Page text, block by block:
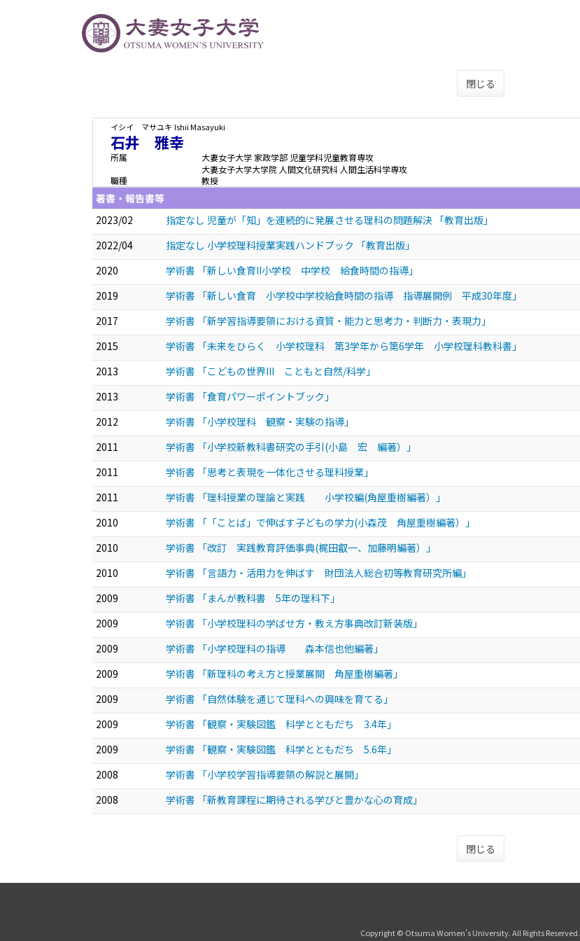
閉じる
イシイ マサユキ Ishii Masayuki
石井 雅幸
所属
大妻女子大学 家政学部 児童学科児童教育専攻
大妻女子大学大学院 人間文化研究科 人間生活科学専攻
職種
教授
著書・報告書等
2023/02
指定なし 児童が「知」を連続的に発展させる理科の問題解決 「教育出版」
2022/04
指定なし 小学校理科授業実践ハンドブック 「教育出版」
2020
学術書 「新しい食育II小学校 中学校 給食時間の指導」
2019
学術書 「新しい食育 小学校中学校給食時間の指導 指導展開例 平成30年度」
2017
学術書 「新学習指導要領における資質・能力と思考力・判断力・表現力」
2015
学術書 「未来をひらく 小学校理科 第3学年から第6学年 小学校理科教科書」
2013
学術書 「こどもの世界III こともと自然/科学」
2013
学術書 「食育パワーポイントブック」
2012
学術書 「小学校理科 観察・実験の指導」
2011
学術書 「小学校新教科書研究の手引(小島 宏 編著）」
2011
学術書 「思考と表現を一体化させる理科授業」
2011
学術書 「理科授業の理論と実践 小学校編(角屋重樹編著）」
2010
学術書 「「ことば」で伸ばす子どもの学力(小森茂 角屋重樹編著）」
2010
学術書 「改訂 実践教育評価事典(梶田叡一、加藤明編著）」
2010
学術書 「言語力・活用力を伸ばす 財団法人総合初等教育研究所編」
2009
学術書 「まんが教科書 5年の理科下」
2009
学術書 「小学校理科の学ばせ方・教え方事典改訂新装版」
2009
学術書 「小学校理科の指導 森本信也他編著」
2009
学術書 「新理科の考え方と授業展開 角屋重樹編著」
2009
学術書 「自然体験を通じて理科への興味を育てる」
2009
学術書 「観察・実験図鑑 科学とともだち 3.4年」
2009
学術書 「観察・実験図鑑 科学とともだち 5.6年」
2008
学術書 「小学校学習指導要領の解説と展開」
2008
学術書 「新教育課程に期待される学びと豊かな心の育成」
閉じる
Copyright © Otsuma Women's University. All Rights Reserved.